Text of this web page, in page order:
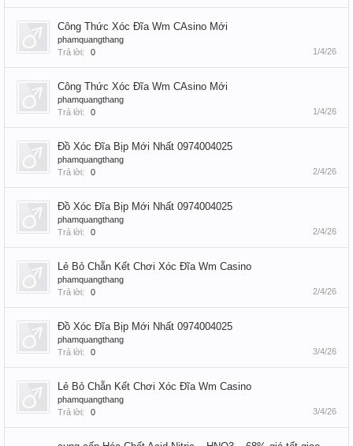
Công Thức Xóc Đĩa Wm CAsino Mới
phamquangthang
Trả lời:
0 1/4/26
Công Thức Xóc Đĩa Wm CAsino Mới
phamquangthang
Trả lời:
0 1/4/26
Đồ Xóc Đĩa Bịp Mới Nhất 0974004025
phamquangthang
Trả lời:
0 2/4/26
Đồ Xóc Đĩa Bịp Mới Nhất 0974004025
phamquangthang
Trả lời:
0 2/4/26
Lẻ Bỏ Chẵn Kết Chơi Xóc Đĩa Wm Casino
phamquangthang
Trả lời:
0 2/4/26
Đồ Xóc Đĩa Bịp Mới Nhất 0974004025
phamquangthang
Trả lời:
0 3/4/26
Lẻ Bỏ Chẵn Kết Chơi Xóc Đĩa Wm Casino
phamquangthang
Trả lời:
0 3/4/26